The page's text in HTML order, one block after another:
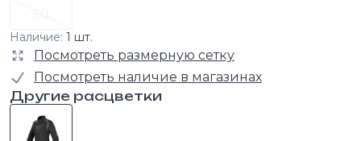
Наличие: 1 шт.
Посмотреть размерную сетку
Посмотреть наличие в магазинах
Другие расцветки